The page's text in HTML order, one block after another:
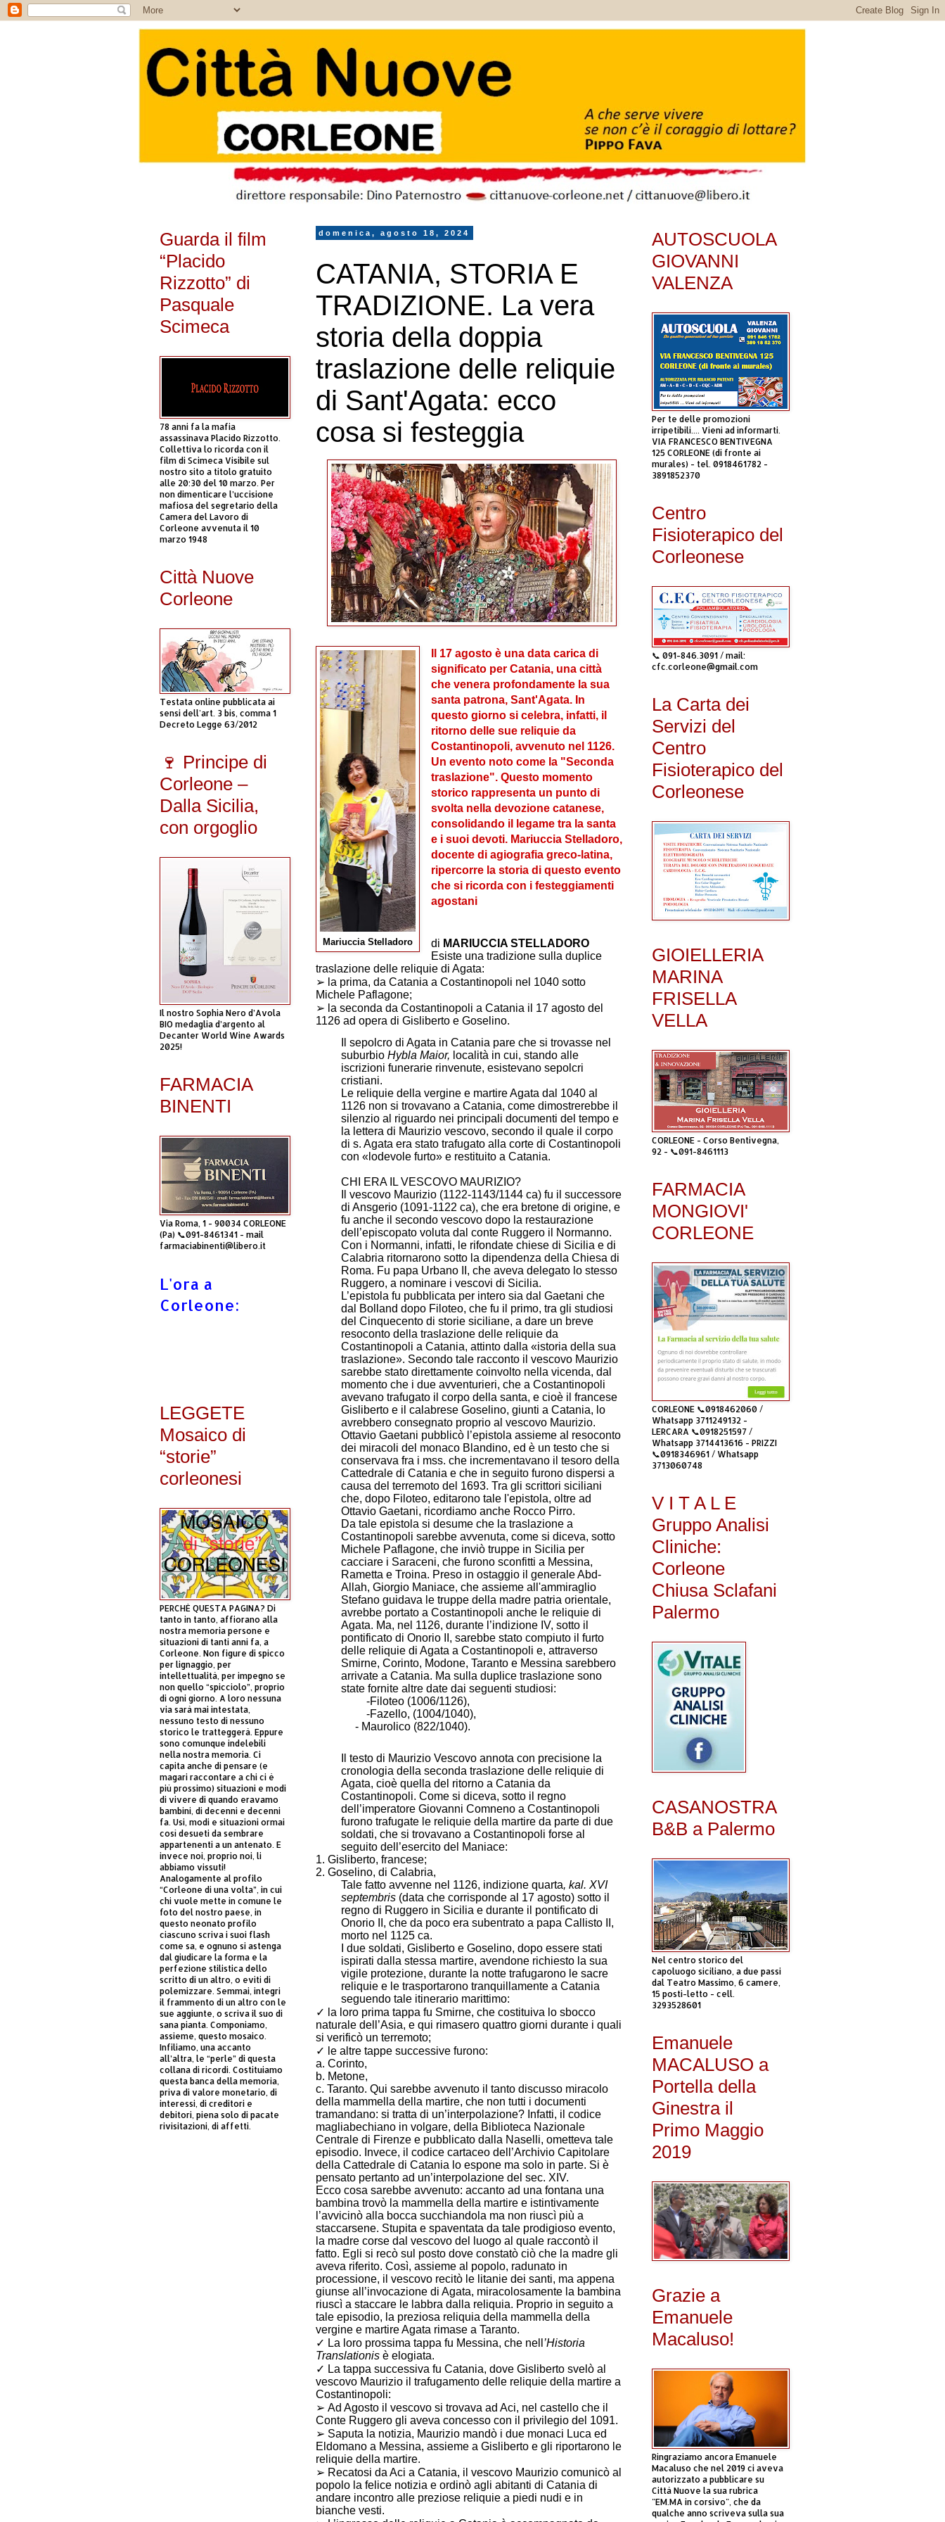
domenica, agosto 18, 2024
CATANIA, STORIA E
TRADIZIONE. La vera
storia della doppia
traslazione delle reliquie
di Sant'Agata: ecco
cosa si festeggia
Mariuccia Stelladoro
Il 17 agosto è una data carica di
significato per Catania, una città
che venera profondamente la sua
santa patrona, Sant'Agata. In
questo giorno si celebra, infatti, il
ritorno delle sue reliquie da
Costantinopoli, avvenuto nel 1126.
Un evento noto come la "Seconda
traslazione". Questo momento
storico rappresenta un punto di
svolta nella devozione catanese,
consolidando il legame tra la santa
e i suoi devoti. Mariuccia Stelladoro,
docente di agiografia greco-latina,
ripercorre la storia di questo evento
che si ricorda con i festeggiamenti
agostani
di MARIUCCIA STELLADORO
Esiste una tradizione sulla duplice
traslazione delle reliquie di Agata:
➢ la prima, da Catania a Costantinopoli nel 1040 sotto
Michele Paflagone;
➢ la seconda da Costantinopoli a Catania il 17 agosto del
1126 ad opera di Gisliberto e Goselino.
Il sepolcro di Agata in Catania pare che si trovasse nel
suburbio Hybla Maior, località in cui, stando alle
iscrizioni funerarie rinvenute, esistevano sepolcri
cristiani.
Le reliquie della vergine e martire Agata dal 1040 al
1126 non si trovavano a Catania, come dimostrerebbe il
silenzio al riguardo nei principali documenti del tempo e
la lettera di Maurizio vescovo, secondo il quale il corpo
di s. Agata era stato trafugato alla corte di Costantinopoli
con «lodevole furto» e restituito a Catania.
CHI ERA IL VESCOVO MAURIZIO?
Il vescovo Maurizio (1122-1143/1144 ca) fu il successore
di Ansgerio (1091-1122 ca), che era bretone di origine, e
fu anche il secondo vescovo dopo la restaurazione
dell’episcopato voluta dal conte Ruggero il Normanno.
Con i Normanni, infatti, le rifondate chiese di Sicilia e di
Calabria ritornarono sotto la dipendenza della Chiesa di
Roma. Fu papa Urbano II, che aveva delegato lo stesso
Ruggero, a nominare i vescovi di Sicilia.
L’epistola fu pubblicata per intero sia dal Gaetani che
dal Bolland dopo Filoteo, che fu il primo, tra gli studiosi
del Cinquecento di storie siciliane, a dare un breve
resoconto della traslazione delle reliquie da
Costantinopoli a Catania, attinto dalla «istoria della sua
traslazione». Secondo tale racconto il vescovo Maurizio
sarebbe stato direttamente coinvolto nella vicenda, dal
momento che i due avventurieri, che a Costantinopoli
avevano trafugato il corpo della santa, e cioè il francese
Gisliberto e il calabrese Goselino, giunti a Catania, lo
avrebbero consegnato proprio al vescovo Maurizio.
Ottavio Gaetani pubblicò l’epistola assieme al resoconto
dei miracoli del monaco Blandino, ed è un testo che si
conservava fra i mss. che incrementavano il tesoro della
Cattedrale di Catania e che in seguito furono dispersi a
causa del terremoto del 1693. Tra gli scrittori siciliani
che, dopo Filoteo, editarono tale l'epistola, oltre ad
Ottavio Gaetani, ricordiamo anche Rocco Pirro.
Da tale epistola si desume che la traslazione a
Costantinopoli sarebbe avvenuta, come si diceva, sotto
Michele Paflagone, che inviò truppe in Sicilia per
cacciare i Saraceni, che furono sconfitti a Messina,
Rametta e Troina. Preso in ostaggio il generale Abd-
Allah, Giorgio Maniace, che assieme all'ammiraglio
Stefano guidava le truppe della madre patria orientale,
avrebbe portato a Costantinopoli anche le reliquie di
Agata. Ma, nel 1126, durante l’indizione IV, sotto il
pontificato di Onorio II, sarebbe stato compiuto il furto
delle reliquie di Agata a Costantinopoli e, attraverso
Smirne, Corinto, Modone, Taranto e Messina sarebbero
arrivate a Catania. Ma sulla duplice traslazione sono
state fornite altre date dai seguenti studiosi:
-Filoteo (1006/1126),
-Fazello, (1004/1040),
- Maurolico (822/1040).
Il testo di Maurizio Vescovo annota con precisione la
cronologia della seconda traslazione delle reliquie di
Agata, cioè quella del ritorno a Catania da
Costantinopoli. Come si diceva, sotto il regno
dell’imperatore Giovanni Comneno a Costantinopoli
furono trafugate le reliquie della martire da parte di due
soldati, che si trovavano a Costantinopoli forse al
seguito dell’esercito del Maniace:
1. Gisliberto, francese;
2. Goselino, di Calabria,
Tale fatto avvenne nel 1126, indizione quarta, kal. XVI
septembris (data che corrisponde al 17 agosto) sotto il
regno di Ruggero in Sicilia e durante il pontificato di
Onorio II, che da poco era subentrato a papa Callisto II,
morto nel 1125 ca.
I due soldati, Gisliberto e Goselino, dopo essere stati
ispirati dalla stessa martire, avendone richiesto la sua
vigile protezione, durante la notte trafugarono le sacre
reliquie e le trasportarono tranquillamente a Catania
seguendo tale itinerario marittimo:
✓ la loro prima tappa fu Smirne, che costituiva lo sbocco
naturale dell’Asia, e qui rimasero quattro giorni durante i quali
si verificò un terremoto;
✓ le altre tappe successive furono:
a. Corinto,
b. Metone,
c. Taranto. Qui sarebbe avvenuto il tanto discusso miracolo
della mammella della martire, che non tutti i documenti
tramandano: si tratta di un’interpolazione? Infatti, il codice
magliabechiano in volgare, della Biblioteca Nazionale
Centrale di Firenze e pubblicato dalla Naselli, ometteva tale
episodio. Invece, il codice cartaceo dell’Archivio Capitolare
della Cattedrale di Catania lo espone ma solo in parte. Si è
pensato pertanto ad un’interpolazione del sec. XIV.
Ecco cosa sarebbe avvenuto: accanto ad una fontana una
bambina trovò la mammella della martire e istintivamente
l’avvicinò alla bocca succhiandola ma non riuscì più a
staccarsene. Stupita e spaventata da tale prodigioso evento,
la madre corse dal vescovo del luogo al quale raccontò il
fatto. Egli si recò sul posto dove constatò ciò che la madre gli
aveva riferito. Così, assieme al popolo, radunato in
processione, il vescovo recitò le litanie dei santi, ma appena
giunse all’invocazione di Agata, miracolosamente la bambina
riuscì a staccare le labbra dalla reliquia. Proprio in seguito a
tale episodio, la preziosa reliquia della mammella della
vergine e martire Agata rimase a Taranto.
✓ La loro prossima tappa fu Messina, che nell ’Historia
Translationis è elogiata.
✓ La tappa successiva fu Catania, dove Gisliberto svelò al
vescovo Maurizio il trafugamento delle reliquie della martire a
Costantinopoli:
➢ Ad Agosto il vescovo si trovava ad Aci, nel castello che il
Conte Ruggero gli aveva concesso con il privilegio del 1091.
➢ Saputa la notizia, Maurizio mandò i due monaci Luca ed
Eldomano a Messina, assieme a Gisliberto e gli riportarono le
reliquie della martire.
➢ Recatosi da Aci a Catania, il vescovo Maurizio comunicò al
popolo la felice notizia e ordinò agli abitanti di Catania di
andare incontro alle preziose reliquie a piedi nudi e in
bianche vesti.
Guarda il film
“Placido
Rizzotto” di
Pasquale
Scimeca
78 anni fa la mafia
assassinava Placido Rizzotto.
Collettiva lo ricorda con il
film di Scimeca Visibile sul
nostro sito a titolo gratuito
alle 20:30 del 10 marzo. Per
non dimenticare l’uccisione
mafiosa del segretario della
Camera del Lavoro di
Corleone avvenuta il 10
marzo 1948
Città Nuove
Corleone
Testata online pubblicata ai
sensi dell'art. 3 bis, comma 1
Decreto Legge 63/2012
🍷 Principe di
Corleone –
Dalla Sicilia,
con orgoglio
Il nostro Sophia Nero d’Avola
BIO medaglia d’argento al
Decanter World Wine Awards
2025!
FARMACIA
BINENTI
Via Roma, 1 - 90034 CORLEONE
(Pa) 📞091-8461341 - mail
farmaciabinenti@libero.it
L'ora a
Corleone:
LEGGETE
Mosaico di
“storie”
corleonesi
PERCHÈ QUESTA PAGINA? Di
tanto in tanto, affiorano alla
nostra memoria persone e
situazioni di tanti anni fa, a
Corleone. Non figure di spicco
per lignaggio, per
intellettualità, per impegno se
non quello “spicciolo”, proprio
di ogni giorno. A loro nessuna
via sarà mai intestata,
nessuno testo di nessuno
storico le tratteggerà. Eppure
sono comunque indelebili
nella nostra memoria. Ci
capita anche di pensare (e
magari raccontare a chi ci è
più prossimo) situazioni e modi
di vivere di quando eravamo
bambini, di decenni e decenni
fa. Usi, modi e situazioni ormai
così desueti da sembrare
appartenenti a un antenato. E
invece noi, proprio noi, li
abbiamo vissuti!
Analogamente al profilo
“Corleone di una volta”, in cui
chi vuole mette in comune le
foto del nostro paese, in
questo neonato profilo
ciascuno scriva i suoi flash
come sa, e ognuno si astenga
dal giudicare la forma e la
perfezione stilistica dello
scritto di un altro, o eviti di
polemizzare. Semmai, integri
il frammento di un altro con le
sue aggiunte, o scriva il suo di
sana pianta. Componiamo,
assieme, questo mosaico.
Infiliamo, una accanto
all’altra, le “perle” di questa
collana di ricordi. Costituiamo
questa banca della memoria,
priva di valore monetario, di
interessi, di creditori e
debitori, piena solo di pacate
rivisitazioni, di affetti.
AUTOSCUOLA
GIOVANNI
VALENZA
Per te delle promozioni
irripetibili.... Vieni ad informarti.
VIA FRANCESCO BENTIVEGNA
125 CORLEONE (di fronte ai
murales) - tel. 0918461782 -
3891852370
Centro
Fisioterapico del
Corleonese
📞 091-846.3091 / mail:
cfc.corleone@gmail.com
La Carta dei
Servizi del
Centro
Fisioterapico del
Corleonese
GIOIELLERIA
MARINA
FRISELLA
VELLA
CORLEONE - Corso Bentivegna,
92 - 📞091-8461113
FARMACIA
MONGIOVI'
CORLEONE
CORLEONE 📞0918462060 /
Whatsapp 3711249132 -
LERCARA 📞0918251597 /
Whatsapp 3714413616 - PRIZZI
📞0918346961 / Whatsapp
3713060748
V I T A L E
Gruppo Analisi
Cliniche:
Corleone
Chiusa Sclafani
Palermo
CASANOSTRA
B&B a Palermo
Nel centro storico del
capoluogo siciliano, a due passi
dal Teatro Massimo, 6 camere,
15 posti-letto - cell.
3293528601
Emanuele
MACALUSO a
Portella della
Ginestra il
Primo Maggio
2019
Grazie a
Emanuele
Macaluso!
Ringraziamo ancora Emanuele
Macaluso che nel 2019 ci aveva
autorizzato a pubblicare su
Città Nuove la sua rubrica
"EM.MA in corsivo", che da
qualche anno scriveva sulla sua